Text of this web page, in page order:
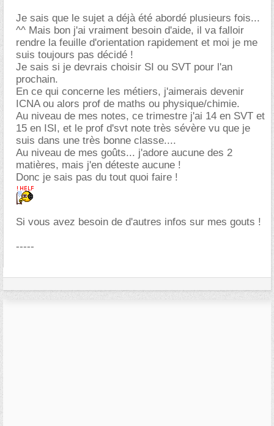
Je sais que le sujet a déjà été abordé plusieurs fois...
^^ Mais bon j'ai vraiment besoin d'aide, il va falloir
rendre la feuille d'orientation rapidement et moi je me
suis toujours pas décidé !
Je sais si je devrais choisir SI ou SVT pour l'an
prochain.
En ce qui concerne les métiers, j'aimerais devenir
ICNA ou alors prof de maths ou physique/chimie.
Au niveau de mes notes, ce trimestre j'ai 14 en SVT et
15 en ISI, et le prof d'svt note très sévère vu que je
suis dans une très bonne classe....
Au niveau de mes goûts... j'adore aucune des 2
matières, mais j'en déteste aucune !
Donc je sais pas du tout quoi faire !
Si vous avez besoin de d'autres infos sur mes gouts !
-----